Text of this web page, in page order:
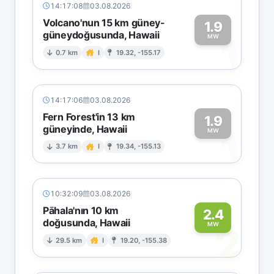
14:17:08 03.08.2026
Volcano'nun 15 km güney-
güneydoğusunda, Hawaii
0.7 km I 19.32, -155.17
1.9
MW1
14:17:06 03.08.2026
Fern Forest'in 13 km
güneyinde, Hawaii
3.7 km I 19.34, -155.13
1.9
MW1
10:32:09 03.08.2026
Pāhala'nın 10 km
doğusunda, Hawaii
29.5 km I 19.20, -155.38
2.4
MW
2